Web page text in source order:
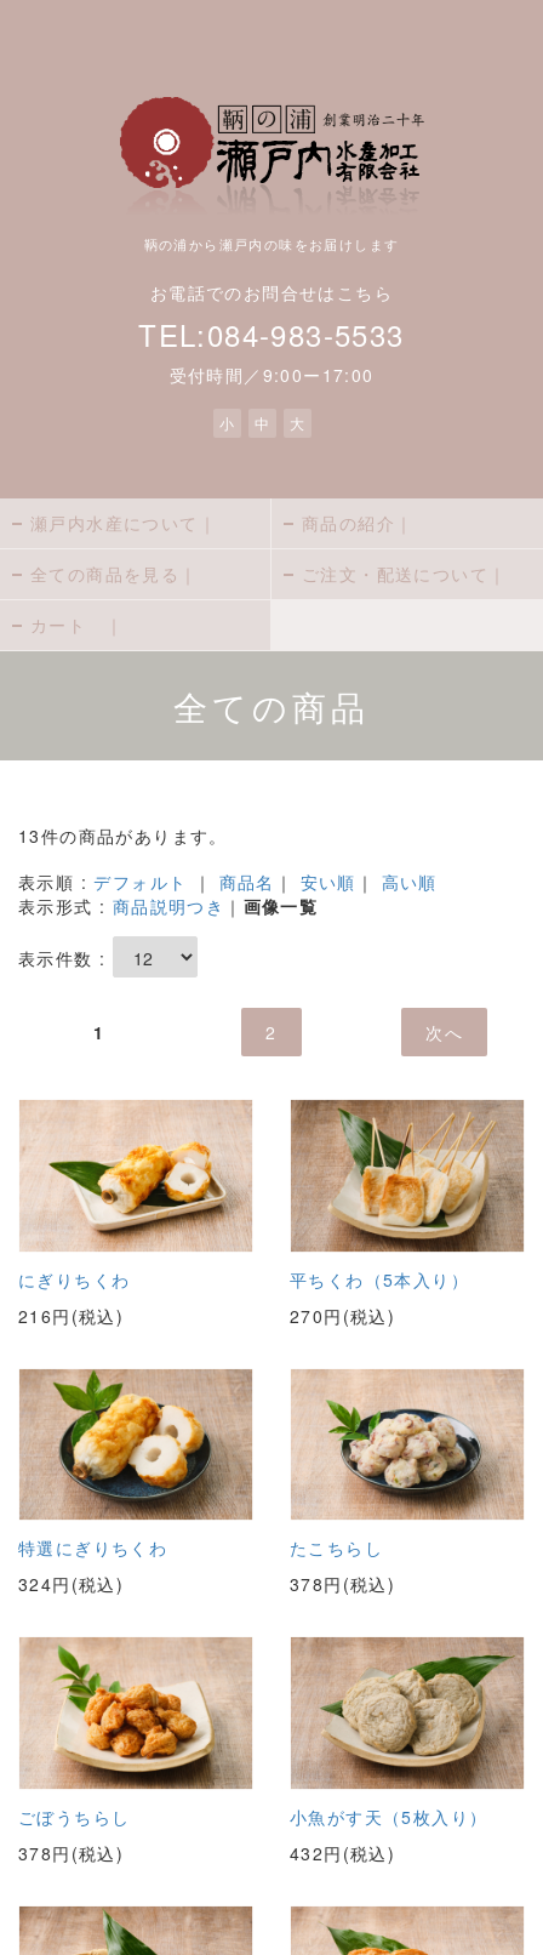
鞆の浦から瀬戸内の味をお届けします
お電話でのお問合せはこちら
TEL:084-983-5533
受付時間／9:00ー17:00
小 中 大
瀬戸内水産について｜ 商品の紹介｜
全ての商品を見る｜ ご注文・配送について｜
カート ｜
全ての商品
13件の商品があります。
表示順 :デフォルト ｜ 商品名 ｜ 安い順 ｜ 高い順
表示形式 : 商品説明つき ｜ 画像一覧
表示件数 :
1 2 次へ
にぎりちくわ
216円(税込)
平ちくわ（5本入り）
270円(税込)
特選にぎりちくわ
324円(税込)
たこちらし
378円(税込)
ごぼうちらし
378円(税込)
小魚がす天（5枚入り）
432円(税込)